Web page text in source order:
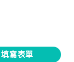
填寫表單